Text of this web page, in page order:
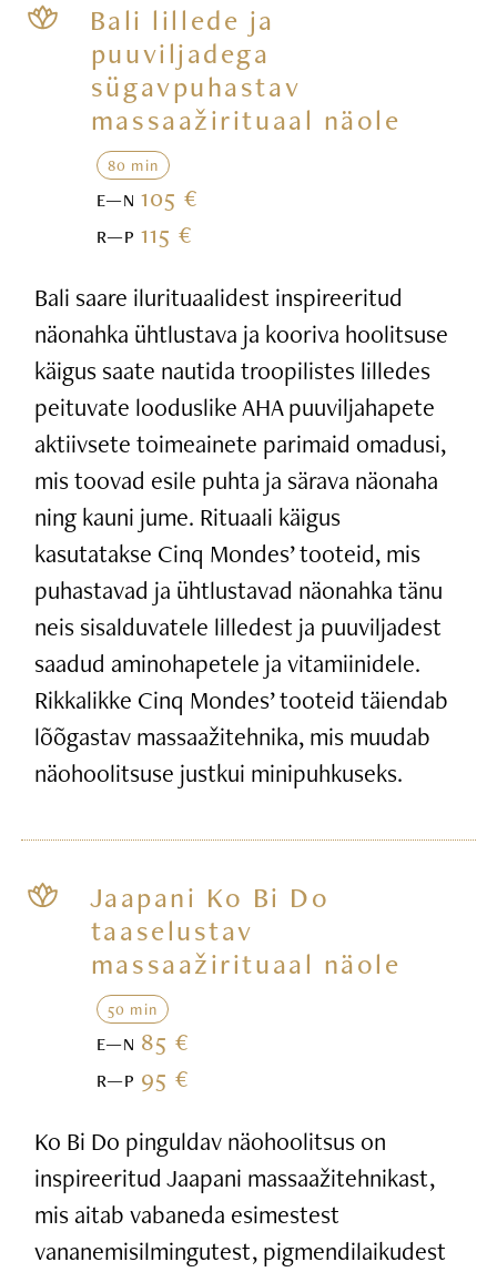
Bali lillede ja
puuviljadega
sügavpuhastav
massaažirituaal näole
80 min
E—N105 €
R—P115 €
Bali saare ilurituaalidest inspireeritud
näonahka ühtlustava ja kooriva hoolitsuse
käigus saate nautida troopilistes lilledes
peituvate looduslike AHA puuviljahapete
aktiivsete toimeainete parimaid omadusi,
mis toovad esile puhta ja särava näonaha
ning kauni jume. Rituaali käigus
kasutatakse Cinq Mondes’ tooteid, mis
puhastavad ja ühtlustavad näonahka tänu
neis sisalduvatele lilledest ja puuviljadest
saadud aminohapetele ja vitamiinidele.
Rikkalikke Cinq Mondes’ tooteid täiendab
lõõgastav massaažitehnika, mis muudab
näohoolitsuse justkui minipuhkuseks.
Jaapani Ko Bi Do
taaselustav
massaažirituaal näole
50 min
E—N 85 €
R—P 95 €
Ko Bi Do pinguldav näohoolitsus on
inspireeritud Jaapani massaažitehnikast,
mis aitab vabaneda esimestest
vananemisilmingutest, pigmendilaikudest